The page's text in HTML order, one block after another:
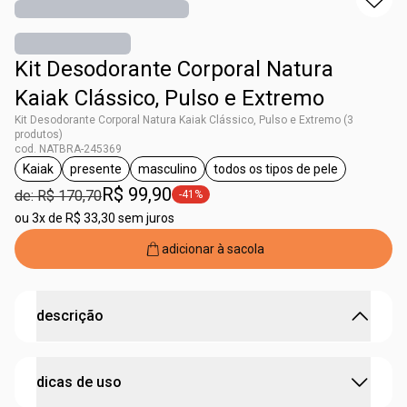
Kit Desodorante Corporal Natura
Kaiak Clássico, Pulso e Extremo
Kit Desodorante Corporal Natura Kaiak Clássico, Pulso e Extremo (3
produtos)
cod. NATBRA-245369
etiqueta Kaiak
Kaiak
etiqueta presente
presente
etiqueta masculino
masculino
etiqueta todos os tipos
todos os tipos de pele
de: R$ 170,70R$ 99,90 etiqueta -41%
-41%
ou 3x de R$ 33,30 sem juros
adicionar à sacola
descrição
rotina.
dicas de uso